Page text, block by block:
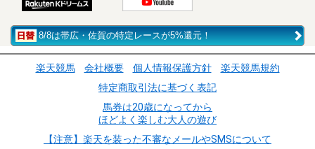
8/8は帯広・佐賀の特定レースが5%還元！
楽天競馬 会社概要 個人情報保護方針
楽天競馬規約
特定商取引法に基づく表記
馬券は20歳になってから
ほどよく楽しむ大人の遊び
【注意】楽天を装った不審なメールやSMSについて